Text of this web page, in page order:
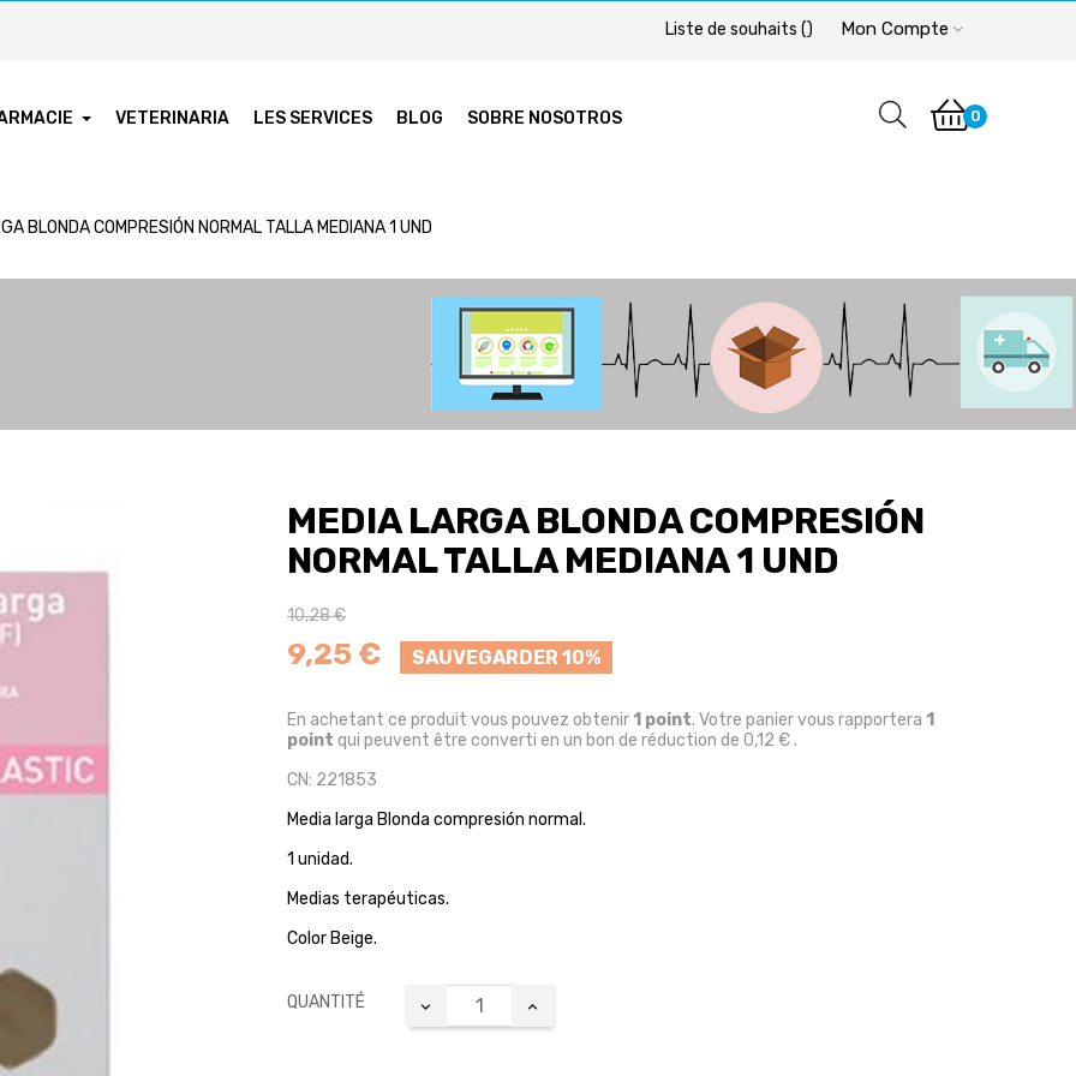
Mon Compte
Liste de souhaits ()
VETERINARIA LES SERVICES BLOG SOBRE NOSOTROS 0
BLONDA COMPRESIÓN NORMAL TALLA MEDIANA 1 UND
MEDIA LARGA BLONDA COMPRESIÓN
NORMAL TALLA MEDIANA 1 UND
10,28 €
9,25 € SAUVEGARDER 10%
En achetant ce produit vous pouvez obtenir 1 point. Votre panier vous rapportera 1
point qui peuvent être converti en un bon de réduction de 0,12 €.
CN: 221853
Media larga Blonda compresión normal.
1 unidad.
Medias terapéuticas.
Color Beige.
QUANTITÉ